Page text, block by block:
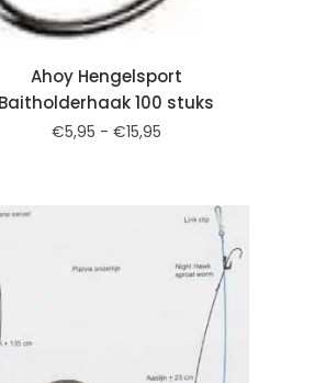
Ahoy Hengelsport
100 stuks
€5,95 - €15,95